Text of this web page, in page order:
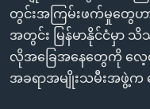
ကျော်
ကြည့်
ရန်
ရှာဖွေ
ဘာသာစကားများ
တွင်းအကြမ်းဖက်မှုတွေဟ
အတွင်း မြန်မာနိုင်ငံမှ
လိုအခြေအနေတွေကို လ
အခရာအမျိုးသမီးအဖွဲ့က